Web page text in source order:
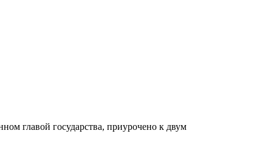
главой государства, приурочено к двум